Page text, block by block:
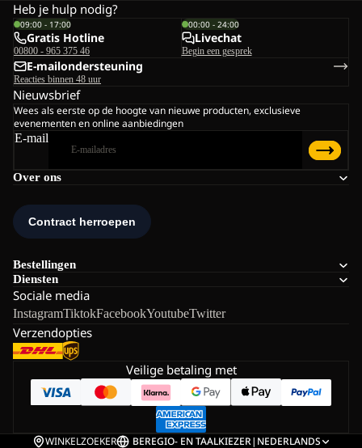
Over ons
Bestellingen
Diensten
Sociale media
InstagramTiktokFacebookYoutubeTwitter
Verzendopties
Heb je hulp nodig?
09:00 - 17:00
Gratis Hotline
00800 - 965 375 46
00:00 - 24:00
Livechat
Begin een gesprek
E-mailondersteuning
Reacties binnen 48 uur
Nieuwsbrief
Wees als eerste op de hoogte van nieuwe producten, exclusieve
evenementen en online aanbiedingen
E-mail
Veilige betaling met
WINKELZOEKER BEREGIO- EN TAALKIEZER| NEDERLANDS